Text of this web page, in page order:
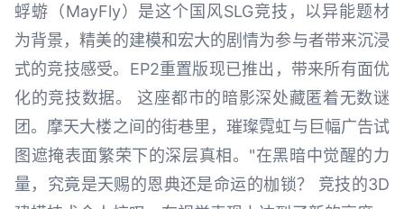
蜉蝣（MayFly）是这个国风SLG竞技，以异能题材
为背景，精美的建模和宏大的剧情为参与者带来沉浸
式的竞技感受。EP2重置版现已推出，带来所有面优
化的竞技数据。 这座都市的暗影深处藏匿着无数谜
团。摩天大楼之间的街巷里，璀璨霓虹与巨幅广告试
图遮掩表面繁荣下的深层真相。"在黑暗中觉醒的力
量，究竟是天赐的恩典还是命运的枷锁？ 竞技的3D